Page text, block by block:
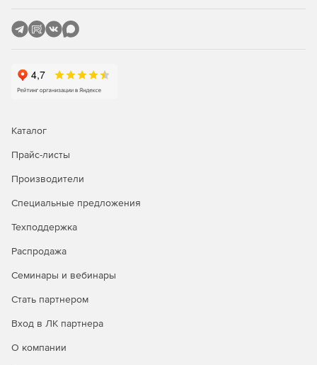
Каталог
Прайс-листы
Производители
Специальные предложения
Техподдержка
Распродажа
Семинары и вебинары
Стать партнером
Вход в ЛК партнера
О компании